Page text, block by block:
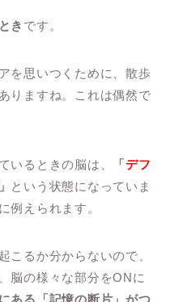
き です。
を思いつくために、散歩
りますね。これは偶然で
いるときの脳は、 「デフ
」 という状態になっていま
例えられます。
こるか分からないので、
脳の様々な部分をONに